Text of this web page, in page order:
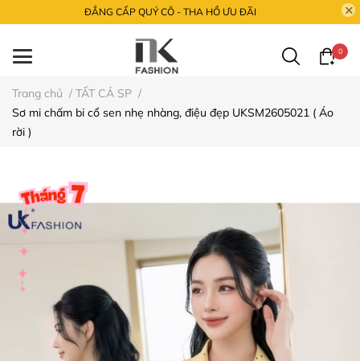
ĐẲNG CẤP QUÝ CÔ - THA HỒ ƯU ĐÃI
0
Trang chủ / TẤT CẢ SP /
Sơ mi chấm bi cổ sen nhẹ nhàng, điệu đẹp UKSM2605021 ( Áo
rời )